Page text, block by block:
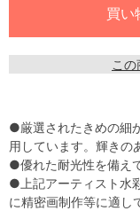
こ
●厳選されたきめの細
用しています。輝きの
●優れた耐光性を備え
●上記アーティスト水
に精密画制作等に適し